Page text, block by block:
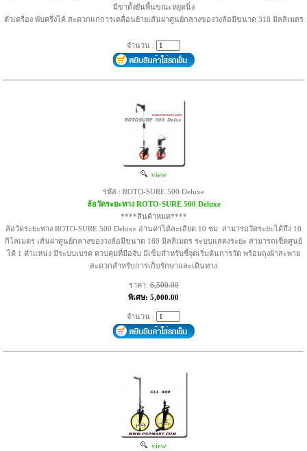
มีขาตั้งยันพื้นขณะหยุดนิ่ง
ตัวเครื่อง พับครึ่งได้ สะดวกแก่การเคลื่อนย้ายเส้นผ่าศูนย์กลางของวงล้อมีขนาด 318 มิลลิเมตร
จำนวน :
view
รหัส : ROTO-SURE 500 Deluxe
ล้อวัดระยะทาง ROTO-SURE 500 Deluxe
****สินค้าหมด****
ล้อวัดระยะทาง ROTO-SURE 500 Deluxe อ่านค่าได้ละเอียด 10 ซม. สามารถวัดระยะได้ถึง 10
กิโลเมตร เส้นผ่าศูนย์กลางของวงล้อมีขนาด 160 มิลลิเมตร ระบบแสดงระยะ สามารถเซ็ตศูนย์
ได้ 1 ตำแหน่ง มีระบบเบรค ควบคุมที่มือจับ มีเข็มสำหรับชี้จุดเริ่มต้นการวัด พร้อมถุงผ้าสะพาย
สะดวกสำหรับการเก็บรักษาและเดินทาง
ราคา:6,500.00
พิเศษ: 5,000.00
จำนวน :
view